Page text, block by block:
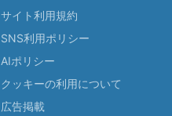
サイト利用規約
SNS利用ポリシー
AIポリシー
クッキーの利用について
広告掲載